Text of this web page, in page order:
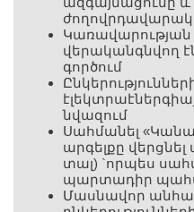
Կառավարության
վերականգնվող
գործում
նվազում
Սահմանել
արգելքը
տալ) `որպես
պարտադիր
Մասնավոր